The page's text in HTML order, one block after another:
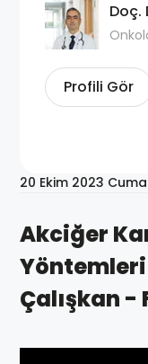
Doç.
Profili Gör
20 Ekim 2023 Cuma
Akciğer
Çalışkan -